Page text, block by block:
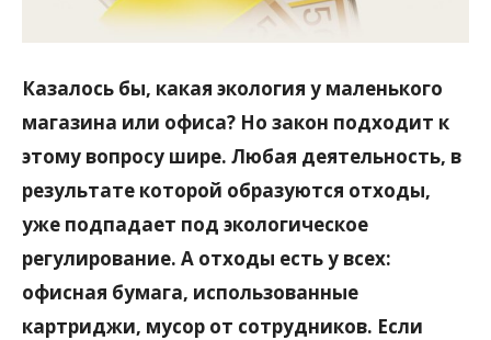
Казалось бы, какая экология у маленького
магазина или офиса? Но закон подходит к
этому вопросу шире. Любая деятельность, в
результате которой образуются отходы,
уже подпадает под экологическое
регулирование. А отходы есть у всех:
офисная бумага, использованные
картриджи, мусор от сотрудников. Если